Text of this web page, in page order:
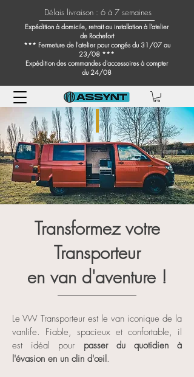
Délais livraison : 6 à 7 semaines
Expédition à domicile, retrait ou installation à l'atelier
de Rochefort
*** Fermeture de l'atelier pour congés du 31/07 au
23/08 ***
Expédition des commandes d'accessoires à compter
du 24/08
Transformez votre
Transporteur
en van d'aventure !
Le VW Transporteur est le van iconique de la
vanlife. Fiable, spacieux et confortable, il
est idéal pour passer du quotidien à
l'évasion en un clin d'œil.